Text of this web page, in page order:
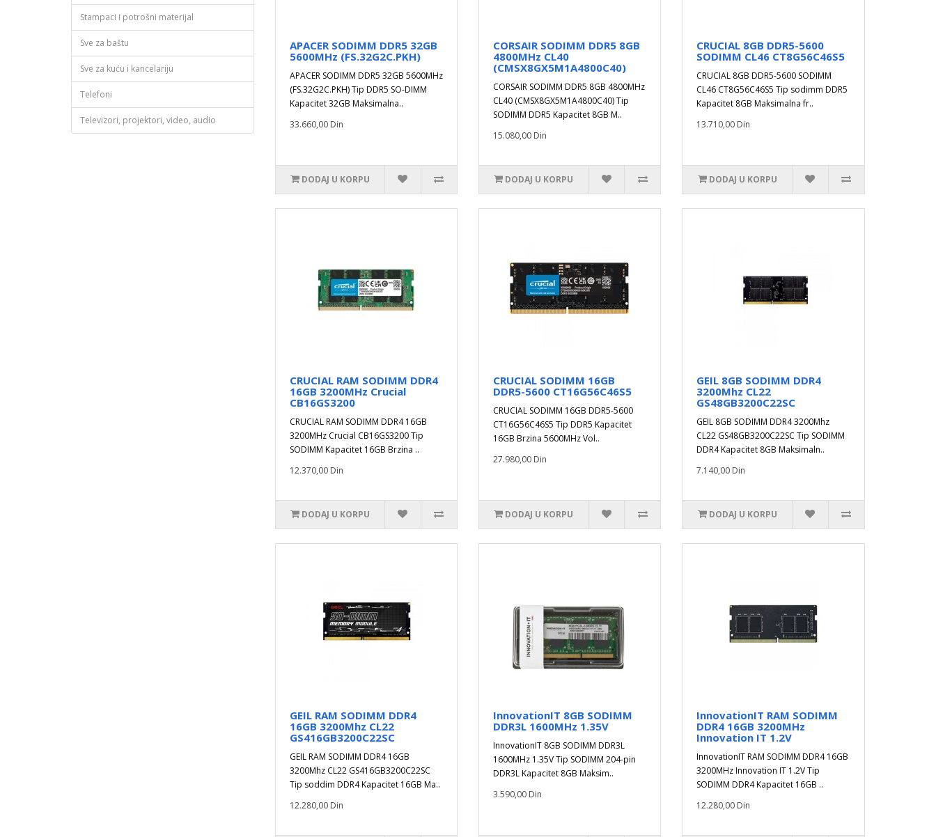
Stampaci i potrošni materijal
Sve za baštu
Sve za kuću i kancelariju
Telefoni
Televizori, projektori, video, audio
APACER SODIMM DDR5 32GB
5600MHz (FS.32G2C.PKH)
APACER SODIMM DDR5 32GB 5600MHz
(FS.32G2C.PKH) Tip DDR5 SO-DIMM
Kapacitet 32GB Maksimalna..
33.660,00 Din
DODAJ U KORPU
CORSAIR SODIMM DDR5 8GB
4800MHz CL40
(CMSX8GX5M1A4800C40)
CORSAIR SODIMM DDR5 8GB 4800MHz
CL40 (CMSX8GX5M1A4800C40) Tip
SODIMM DDR5 Kapacitet 8GB M..
15.080,00 Din
DODAJ U KORPU
CRUCIAL 8GB DDR5-5600
SODIMM CL46 CT8G56C46S5
CRUCIAL 8GB DDR5-5600 SODIMM
CL46 CT8G56C46S5 Tip sodimm DDR5
Kapacitet 8GB Maksimalna fr..
13.710,00 Din
DODAJ U KORPU
CRUCIAL RAM SODIMM DDR4
16GB 3200MHz Crucial
CB16GS3200
CRUCIAL RAM SODIMM DDR4 16GB
3200MHz Crucial CB16GS3200 Tip
SODIMM Kapacitet 16GB Brzina ..
12.370,00 Din
DODAJ U KORPU
CRUCIAL SODIMM 16GB
DDR5-5600 CT16G56C46S5
CRUCIAL SODIMM 16GB DDR5-5600
CT16G56C46S5 Tip DDR5 Kapacitet
16GB Brzina 5600MHz Vol..
27.980,00 Din
DODAJ U KORPU
GEIL 8GB SODIMM DDR4
3200Mhz CL22
GS48GB3200C22SC
GEIL 8GB SODIMM DDR4 3200Mhz
CL22 GS48GB3200C22SC Tip SODIMM
DDR4 Kapacitet 8GB Maksimaln..
7.140,00 Din
DODAJ U KORPU
GEIL RAM SODIMM DDR4
16GB 3200Mhz CL22
GS416GB3200C22SC
GEIL RAM SODIMM DDR4 16GB
3200Mhz CL22 GS416GB3200C22SC
Tip soddim DDR4 Kapacitet 16GB Ma..
12.280,00 Din
InnovationIT 8GB SODIMM
DDR3L 1600MHz 1.35V
InnovationIT 8GB SODIMM DDR3L
1600MHz 1.35V Tip SODIMM 204-pin
DDR3L Kapacitet 8GB Maksim..
3.590,00 Din
InnovationIT RAM SODIMM
DDR4 16GB 3200MHz
Innovation IT 1.2V
InnovationIT RAM SODIMM DDR4 16GB
3200MHz Innovation IT 1.2V Tip
SODIMM DDR4 Kapacitet 16GB ..
12.280,00 Din